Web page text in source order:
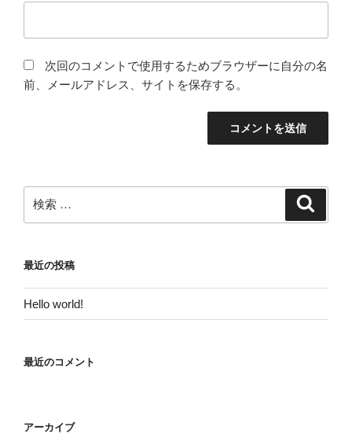
次回のコメントで使用するためブラウザーに自分の名
前、メールアドレス、サイトを保存する。
検
索:
最近の投稿
Hello world!
最近のコメント
アーカイブ